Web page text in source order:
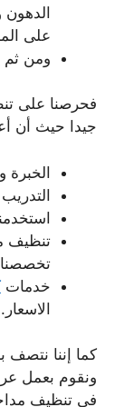
الدهون
على
ومن ثم
فحرصنا على
جيدا حيث أن
الخبرة
تنظيف
خدمات
الاسعار.
كما إننا نتصف
ونقوم بعمل
في تنظيف